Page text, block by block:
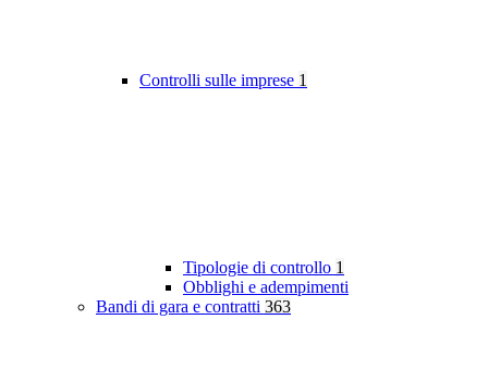
Controlli sulle imprese 1
Tipologie di controllo 1
Obblighi e adempimenti
Bandi di gara e contratti 363